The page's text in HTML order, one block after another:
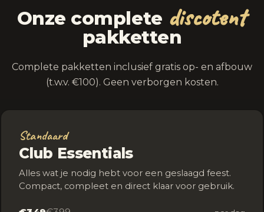
Onze complete discotent
pakketten
Complete pakketten inclusief gratis op- en afbouw
(t.w.v. €100). Geen verborgen kosten.
Standaard
Club Essentials
Alles wat je nodig hebt voor een geslaagd feest.
Compact, compleet en direct klaar voor gebruik.